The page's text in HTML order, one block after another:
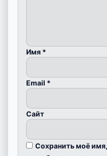
Имя *
Email *
Сайт
Сохранить моё